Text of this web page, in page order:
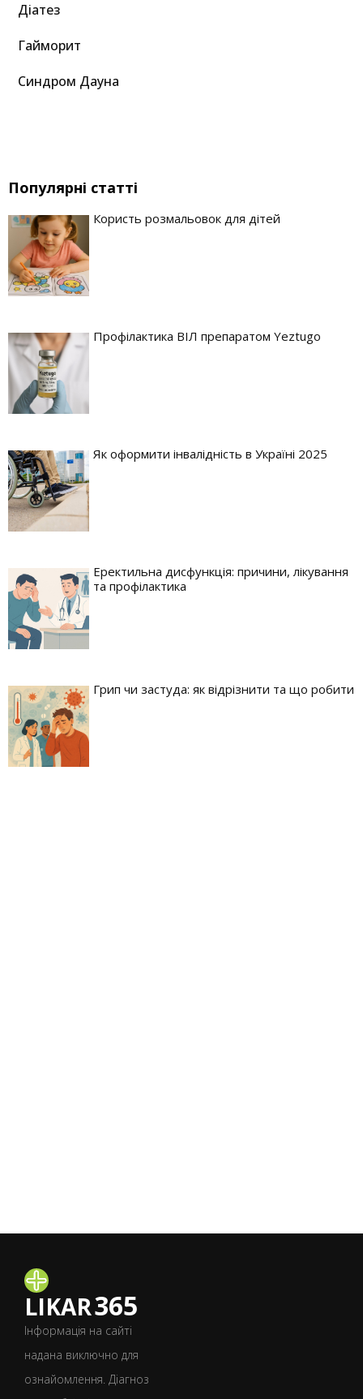
Діатез
Гайморит
Синдром Дауна
Популярні статті
Користь розмальовок для дітей
Профілактика ВІЛ препаратом Yeztugo
Як оформити інвалідність в Україні 2025
Еректильна дисфункція: причини, лікування
та профілактика
Грип чи застуда: як відрізнити та що робити
LIKAR365
Інформація на сайті
надана виключно для
ознайомлення. Діагноз